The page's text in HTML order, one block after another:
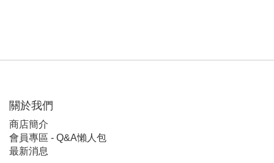
關於我們
商店簡介
會員專區 - Q&A懶人包
最新消息